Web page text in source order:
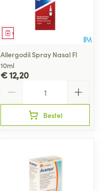
Geneesmiddel
Allergodil Spray Nasal Fl
10ml
€ 12,20
Bestel